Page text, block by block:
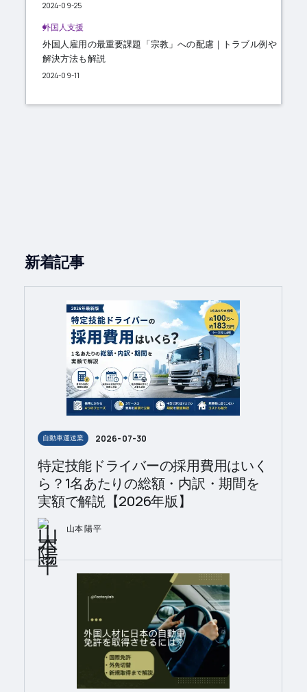
2024-09-25
外国人支援
外国人雇用の最重要課題「宗教」への配慮｜トラブル例や
解決方法も解説
2024-09-11
新着記事
自動車運送業 2026-07-30
特定技能ドライバーの採用費用はいく
ら？1名あたりの総額・内訳・期間を
実額で解説【2026年版】
山本 陽平